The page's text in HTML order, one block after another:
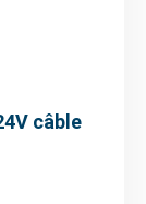
câble